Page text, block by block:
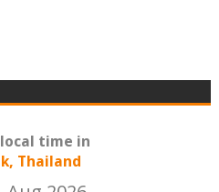
time in
Thailand